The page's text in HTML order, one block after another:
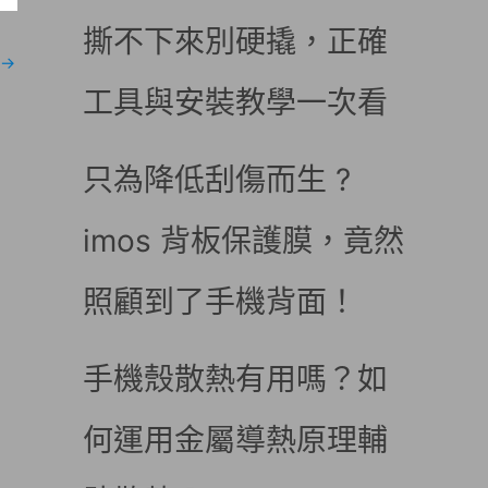
→
撕不下來別硬撬，正確
工具與安裝教學一次看
只為降低刮傷而生 ?
imos 背板保護膜，竟然
照顧到了手機背面！
手機殼散熱有用嗎？如
何運用金屬導熱原理輔